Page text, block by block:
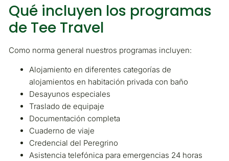
Qué incluyen los programas
de Tee Travel
Como norma general nuestros programas incluyen:
Alojamiento en diferentes categorías de
alojamientos en habitación privada con baño
Desayunos especiales
Traslado de equipaje
Documentación completa
Cuaderno de viaje
Credencial del Peregrino
Asistencia telefónica para emergencias 24 horas